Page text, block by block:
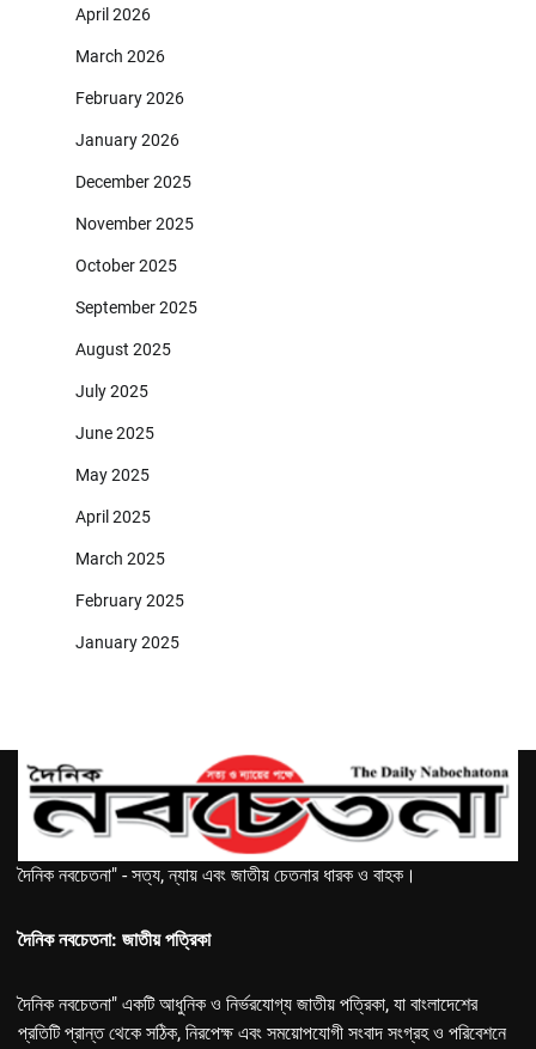
April 2026
March 2026
February 2026
January 2026
December 2025
November 2025
October 2025
September 2025
August 2025
July 2025
June 2025
May 2025
April 2025
March 2025
February 2025
January 2025
দৈনিক নবচেতনা" - সত্য, ন্যায় এবং জাতীয় চেতনার ধারক ও বাহক।
দৈনিক নবচেতনা: জাতীয় পত্রিকা
দৈনিক নবচেতনা" একটি আধুনিক ও নির্ভরযোগ্য জাতীয় পত্রিকা, যা বাংলাদেশের
প্রতিটি প্রান্ত থেকে সঠিক, নিরপেক্ষ এবং সময়োপযোগী সংবাদ সংগ্রহ ও পরিবেশনে